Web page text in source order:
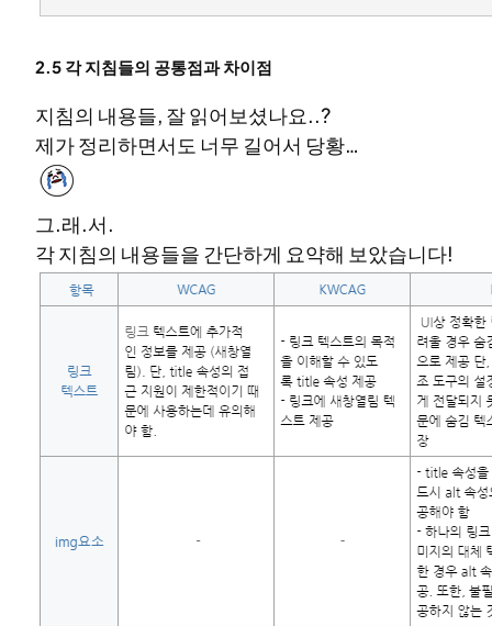
2.5 각 지침들의 공통점과 차이점
지침의 내용들, 잘 읽어보셨나요..?
제가 정리하면서도 너무 길어서 당황…
그.래.서.
각 지침의 내용들을 간단하게 요약해 보았습니다!